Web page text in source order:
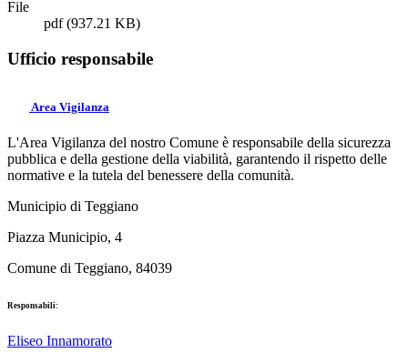
File
pdf(937.21 KB)
Ufficio responsabile
Area Vigilanza
L'Area Vigilanza del nostro Comune è responsabile della sicurezza
pubblica e della gestione della viabilità, garantendo il rispetto delle
normative e la tutela del benessere della comunità.
Municipio di Teggiano
Piazza Municipio, 4
Comune di Teggiano, 84039
Responsabili:
Eliseo Innamorato